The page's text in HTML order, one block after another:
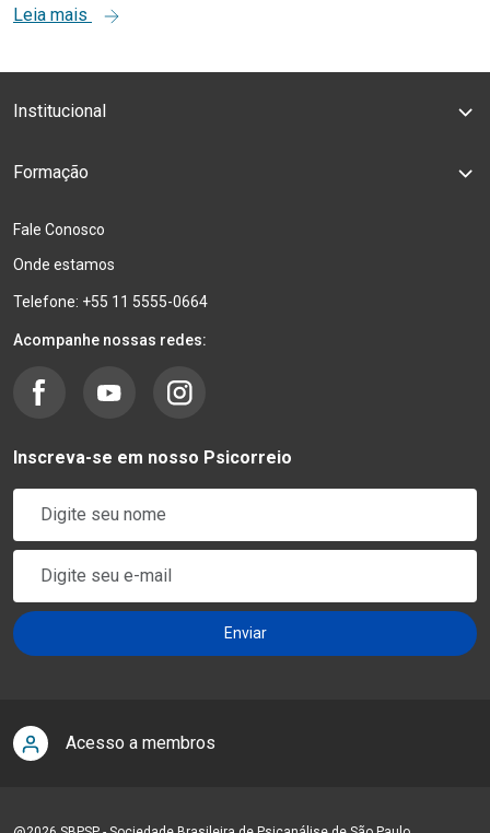
Leia mais
Institucional
Formação
Fale Conosco
Onde estamos
Telefone: +55 11 5555-0664
Acompanhe nossas redes:
Inscreva-se em nosso Psicorreio
Acesso a membros